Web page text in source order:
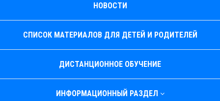
НОВОСТИ
СПИСОК МАТЕРИАЛОВ ДЛЯ ДЕТЕЙ И РОДИТЕЛЕЙ
ДИСТАНЦИОННОЕ ОБУЧЕНИЕ
ИНФОРМАЦИОННЫЙ РАЗДЕЛ